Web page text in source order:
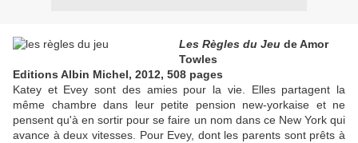
Les Règles du Jeu de Amor
Towles
Editions Albin Michel, 2012, 508 pages
Katey et Evey sont des amies pour la vie. Elles partagent la
même chambre dans leur petite pension new-yorkaise et ne
pensent qu'à en sortir pour se faire un nom dans ce New York qui
avance à deux vitesses. Pour Evey, dont les parents sont prêts à